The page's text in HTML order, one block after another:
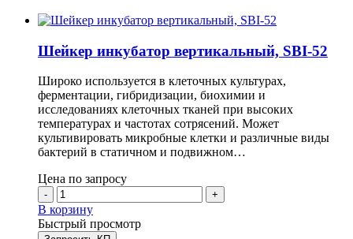
Шейкер инкубатор вертикальный, SBI-52
Широко используется в клеточных культурах,
ферментации, гибридизации, биохимии и
исследованиях клеточных тканей при высоких
температурах и частотах сотрясений. Может
культивировать микробные клетки и различные виды
бактерий в статичном и подвижном…
Цена по запросу
- +
В корзину
Быстрый просмотр